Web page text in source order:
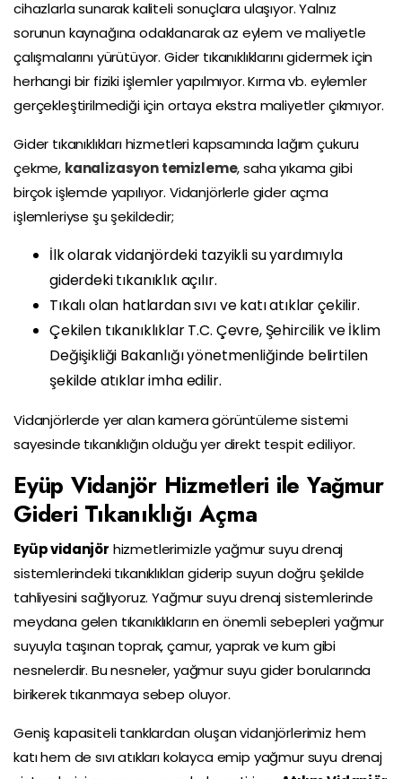
cihazlarla sunarak kaliteli sonuçlara ulaşıyor. Yalnız
sorunun kaynağına odaklanarak az eylem ve maliyetle
çalışmalarını yürütüyor. Gider tıkanıklıklarını gidermek için
herhangi bir fiziki işlemler yapılmıyor. Kırma vb. eylemler
gerçekleştirilmediği için ortaya ekstra maliyetler çıkmıyor.
Gider tıkanıklıkları hizmetleri kapsamında lağım çukuru
çekme, kanalizasyon temizleme, saha yıkama gibi
birçok işlemde yapılıyor. Vidanjörlerle gider açma
işlemleriyse şu şekildedir;
İlk olarak vidanjördeki tazyikli su yardımıyla
giderdeki tıkanıklık açılır.
Tıkalı olan hatlardan sıvı ve katı atıklar çekilir.
Çekilen tıkanıklıklar T.C. Çevre, Şehircilik ve İklim
Değişikliği Bakanlığı yönetmenliğinde belirtilen
şekilde atıklar imha edilir.
Vidanjörlerde yer alan kamera görüntüleme sistemi
sayesinde tıkanıklığın olduğu yer direkt tespit ediliyor.
Eyüp Vidanjör Hizmetleri ile Yağmur
Gideri Tıkanıklığı Açma
Eyüp vidanjör hizmetlerimizle yağmur suyu drenaj
sistemlerindeki tıkanıklıkları giderip suyun doğru şekilde
tahliyesini sağlıyoruz. Yağmur suyu drenaj sistemlerinde
meydana gelen tıkanıklıkların en önemli sebepleri yağmur
suyuyla taşınan toprak, çamur, yaprak ve kum gibi
nesnelerdir. Bu nesneler, yağmur suyu gider borularında
birikerek tıkanmaya sebep oluyor.
Geniş kapasiteli tanklardan oluşan vidanjörlerimiz hem
katı hem de sıvı atıkları kolayca emip yağmur suyu drenaj